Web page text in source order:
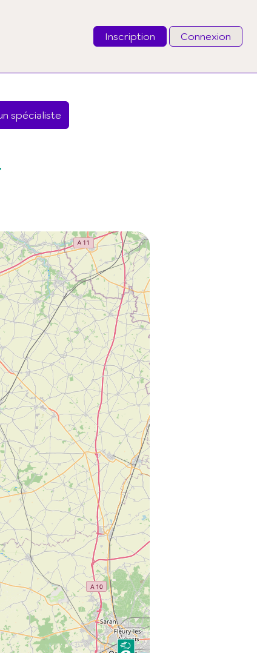
Inscription Connexion
spécialiste
Email
Mot de passe